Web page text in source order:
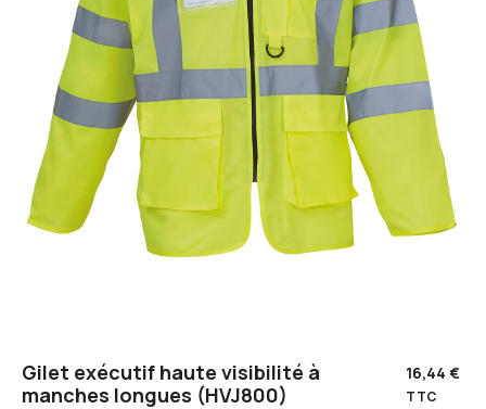
Gilet exécutif haute visibilité à
manches longues (HVJ800)
16,44 €
TTC